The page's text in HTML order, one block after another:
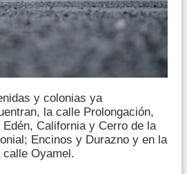
y colonias ya
la calle Prolongación,
California y Cerro de la
Encinos y Durazno y en la
Oyamel.